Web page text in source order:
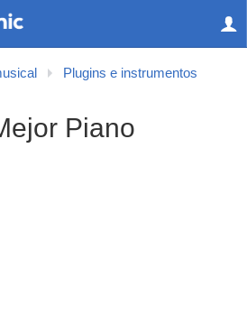
Plugins e instrumentos
Piano